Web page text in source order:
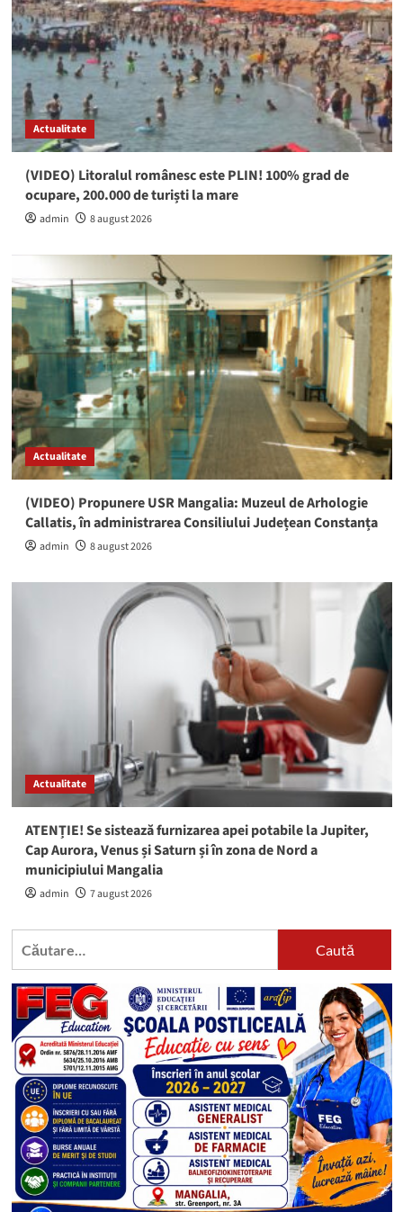
Actualitate
(VIDEO) Litoralul românesc este PLIN! 100% grad de
ocupare, 200.000 de turiști la mare
admin 8 august 2026
Actualitate
(VIDEO) Propunere USR Mangalia: Muzeul de Arhologie
Callatis, în administrarea Consiliului Județean Constanța
admin 8 august 2026
Actualitate
ATENȚIE! Se sistează furnizarea apei potabile la Jupiter,
Cap Aurora, Venus și Saturn și în zona de Nord a
municipiului Mangalia
admin 7 august 2026
Caută